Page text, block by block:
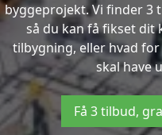
byggeprojekt. Vi finder 3
så du kan få fikset dit
tilbygning, eller hvad
skal have
Få 3 tilbud,